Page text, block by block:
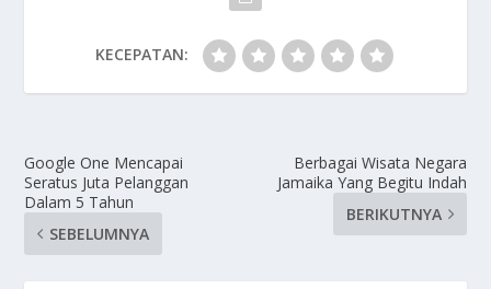
KECEPATAN:
Google One Mencapai
Seratus Juta Pelanggan
Dalam 5 Tahun
SEBELUMNYA
Berbagai Wisata Negara
Jamaika Yang Begitu Indah
BERIKUTNYA